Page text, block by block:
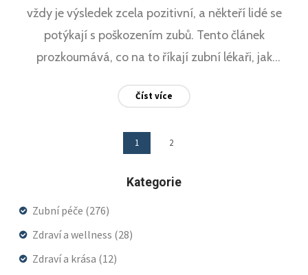
vždy je výsledek zcela pozitivní, a někteří lidé se
potýkají s poškozením zubů. Tento článek
prozkoumává, co na to říkají zubní lékaři, jak
rady pro správnou péči o zuby s rovnátky i po jejich
tipy pro udržování zdraví vašich zubů.
Číst více
1 2
Kategorie
Zubní péče (276)
Zdraví a wellness (28)
Zdraví a krása (12)